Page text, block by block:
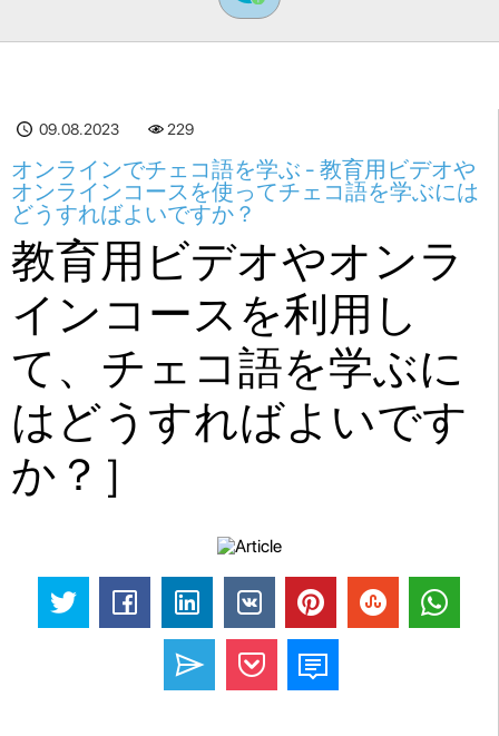
09.08.2023 229
オンラインでチェコ語を学ぶ - 教育用ビデオや
オンラインコースを使ってチェコ語を学ぶには
どうすればよいですか？
教育用ビデオやオンラ
インコースを利用し
て、チェコ語を学ぶに
はどうすればよいです
か？］